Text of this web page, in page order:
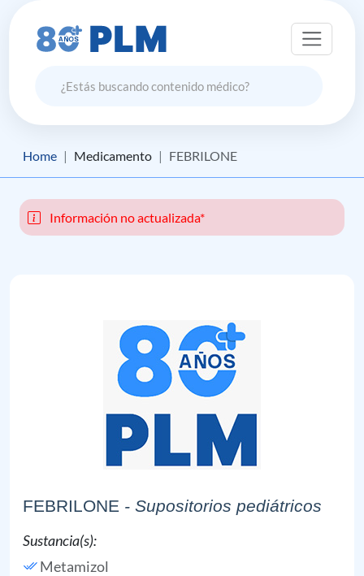
Home Medicamento FEBRILONE
Información no actualizada*
FEBRILONE - Supositorios pediátricos
Sustancia(s):
Metamizol